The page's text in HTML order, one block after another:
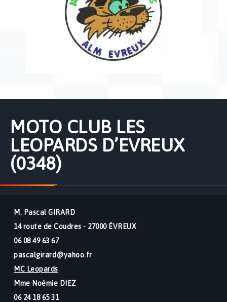
MOTO CLUB LES
LEOPARDS D’EVREUX
(0348)
M. Pascal GIRARD
14 route de Coudres - 27000 ÉVREUX
06 08 49 63 67
pascalgirard@yahoo.fr
MC Leopards
Mme Noémie DIEZ
06 24 18 65 31